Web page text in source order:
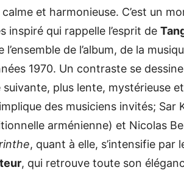
et harmonieuse. C’est un
inspiré qui rappelle l’esprit de
l’ensemble de l’album, de la
1970. Un contraste se
suivante, plus lente, mystérieuse
des musiciens invités; Sar
arménienne) et Nicolas
, quant à elle, s’intensifie par
, qui retrouve toute son